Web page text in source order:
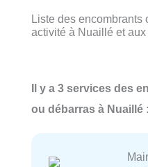
Liste des encombrants
activité à Nuaillé et
Il y a 3 services des
ou débarras à Nuaillé :